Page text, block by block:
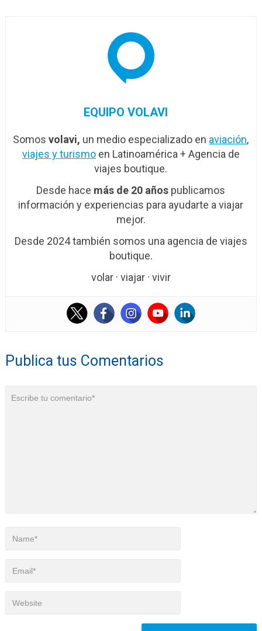
EQUIPO VOLAVI
Somosvolavi, un medio especializado en aviación,
viajes y turismoen Latinoamérica + Agencia de
viajes boutique.
Desde hace más de 20 años publicamos
información y experiencias para ayudarte a viajar
mejor.
Desde 2024 también somos una agencia de viajes
boutique.
volar · viajar · vivir
Publica tus Comentarios